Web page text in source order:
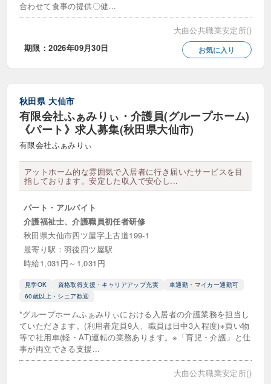
車通勤・マイカー通勤可
食事補助あり
高収入・高給料
訪問サービス
夜間対応型訪問介護
定期巡回・随時対応型訪問介護看護
居宅介護支援 訪問マッサージ
訪問リハビリテーション
訪問入浴 訪問看護
施設・通所サービス
グループホーム（共同生活介護）
ケアハウス（軽費老人ホーム）
サービス付き高齢者向け住宅（サ高住）
ショートステイ（短期入所生活・療養介護）
合わせて食事の提供〇健...
大曲公共職業安定所()
期限：2026年09月30日
お気に入り
秋田県 大仙市
有限会社ふぁみりぃ・介護員(グループホーム)
《パート》求人募集(秋田県大仙市)
有限会社ふぁみりぃ
アットホーム的な雰囲気で入居者に行き届いたサービスを目
指しております。安定した収入で安心し...
パート・アルバイト
介護福祉士、介護職員初任者研修
秋田県大仙市四ツ屋字上古道199-1
最寄り駅：羽後四ツ屋駅
時給1,031円～1,031円
見学OK 資格取得支援・キャリアアップ充実
車通勤・マイカー通勤可
60歳以上・シニア歓迎
*グループホームふぁみりぃにおける入居者の介護業務を担当し
ていただきます。(利用者定員9人、職員は日中3人程度)※買い物
等で社用車(軽・AT)運転の業務あります。※「育児・介護」と仕
事が両立できる支援...
大曲公共職業安定所()